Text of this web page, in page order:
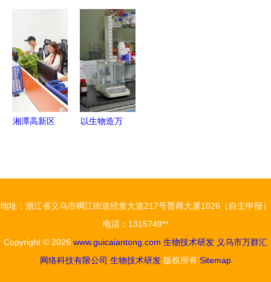
宝莉的研发
之路
技进展
湘潭高新区
以生物造万
新纪元
地址：浙江省义乌市稠江街道经发大道217号晋商大厦1026（自主申报）
电话：1315749**
Copyright © 2026 www.guicaiantong.com 生物技术研发 义乌市万群汇
网络科技有限公司 生物技术研发 版权所有 Sitemap